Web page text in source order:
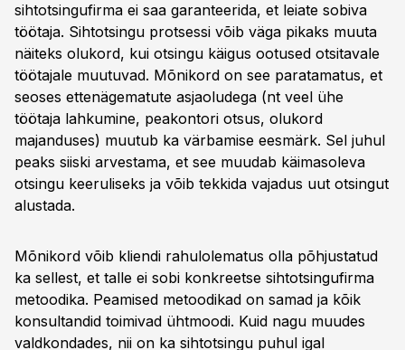
sihtotsingufirma ei saa garanteerida, et leiate sobiva
töötaja. Sihtotsingu protsessi võib väga pikaks muuta
näiteks olukord, kui otsingu käigus ootused otsitavale
töötajale muutuvad. Mõnikord on see paratamatus, et
seoses ettenägematute asjaoludega (nt veel ühe
töötaja lahkumine, peakontori otsus, olukord
majanduses) muutub ka värbamise eesmärk. Sel juhul
peaks siiski arvestama, et see muudab käimasoleva
otsingu keeruliseks ja võib tekkida vajadus uut otsingut
alustada.
Mõnikord võib kliendi rahulolematus olla põhjustatud
ka sellest, et talle ei sobi konkreetse sihtotsingufirma
metoodika. Peamised metoodikad on samad ja kõik
konsultandid toimivad ühtmoodi. Kuid nagu muudes
valdkondades, nii on ka sihtotsingu puhul igal